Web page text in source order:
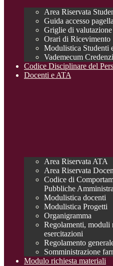
Area Riservata
Guida accesso pagella
Griglie di valutazione
Orari di Ricevimento
Modulistica Studenti
Vademecum
Codice Disciplinare del
Docenti e ATA
Area Riservata ATA
Area Riservata
Codice di
Pubbliche
Modulistica docenti
Modulistica Progetti
Organigramma
Regolamenti, moduli
esercitazioni
Regolamento
Somministrazione
Modulo richiesta materiali